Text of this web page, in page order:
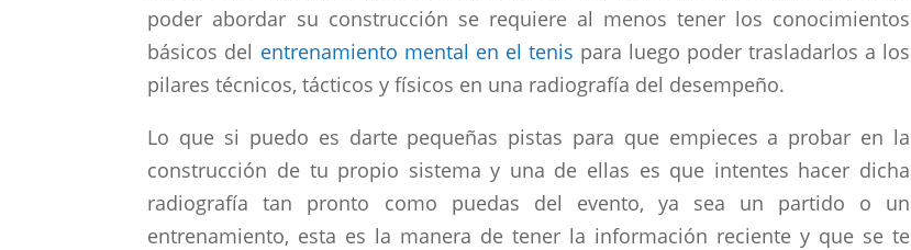
poder abordar su construcción se requiere al menos tener los conocimientos
básicos del entrenamiento mental en el tenis para luego poder trasladarlos a los
pilares técnicos, tácticos y físicos en una radiografía del desempeño.
Lo que si puedo es darte pequeñas pistas para que empieces a probar en la
construcción de tu propio sistema y una de ellas es que intentes hacer dicha
radiografía tan pronto como puedas del evento, ya sea un partido o un
entrenamiento, esta es la manera de tener la información reciente y que se te